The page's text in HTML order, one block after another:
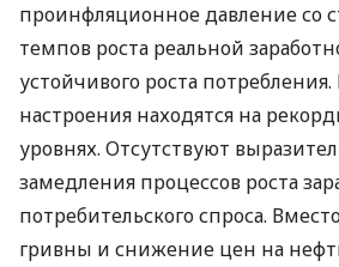
проинфляционное давление со
темпов роста реальной
устойчивого роста
настроения находятся на
уровнях. Отсутствуют
замедления процессов роста
потребительского спроса.
гривны и снижение цен на